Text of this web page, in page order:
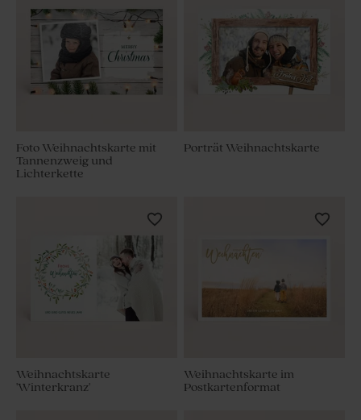
Foto Weihnachtskarte mit
Tannenzweig und
Lichterkette
Porträt Weihnachtskarte
Weihnachtskarte
'Winterkranz'
Weihnachtskarte im
Postkartenformat